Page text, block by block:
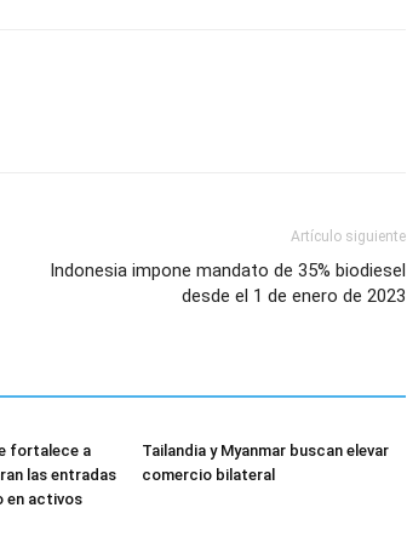
Artículo siguiente
Indonesia impone mandato de 35% biodiesel
desde el 1 de enero de 2023
fortalece a
las entradas
en activos
Tailandia y Myanmar buscan elevar
comercio bilateral